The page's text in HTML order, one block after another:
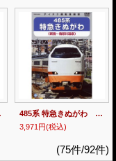
した。
485系 特急きぬがわ 新宿－鬼怒川温泉【DVD】※販売を終了しました。
3,971円(税込)
(75件/92件)